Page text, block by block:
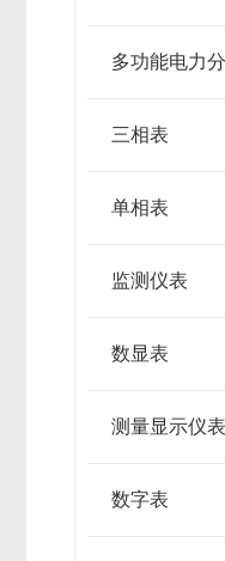
多功能电力
三相表
单相表
监测仪表
数显表
测量显示仪表
数字表